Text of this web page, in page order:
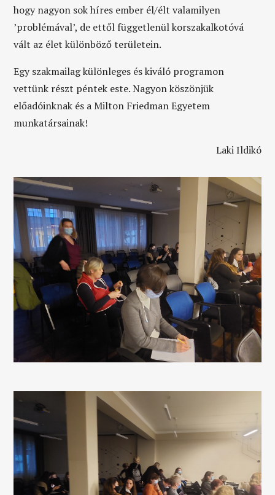
hogy nagyon sok híres ember él/élt valamilyen
’problémával’, de ettől függetlenül korszakalkotóvá
vált az élet különböző területein.
Egy szakmailag különleges és kiváló programon
vettünk részt péntek este. Nagyon köszönjük
előadóinknak és a Milton Friedman Egyetem
munkatársainak!
Laki Ildikó